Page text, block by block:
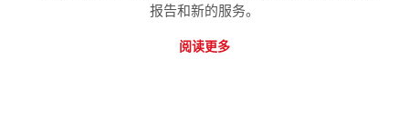
报告和新的服务。
阅读更多